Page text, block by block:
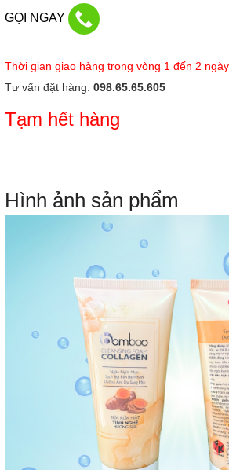
GỌI NGAY
Thời gian giao hàng trong vòng 1 đến 2
Tư vấn đặt hàng: 098.65.65.605
Tạm hết hàng
Hình ảnh sản phẩm